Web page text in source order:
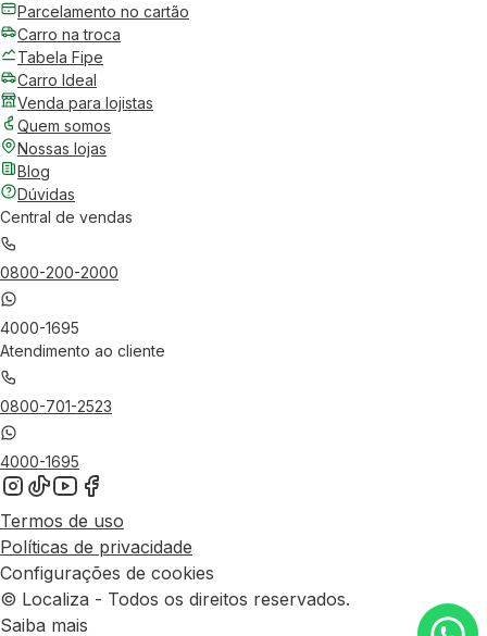
Parcelamento no cartão
Carro na troca
Tabela Fipe
Carro Ideal
Venda para lojistas
Quem somos
Nossas lojas
Blog
Dúvidas
Central de vendas
0800-200-2000
4000-1695
Atendimento ao cliente
0800-701-2523
4000-1695
Termos de uso
Políticas de privacidade
Configurações de cookies
© Localiza - Todos os direitos reservados.
Saiba mais